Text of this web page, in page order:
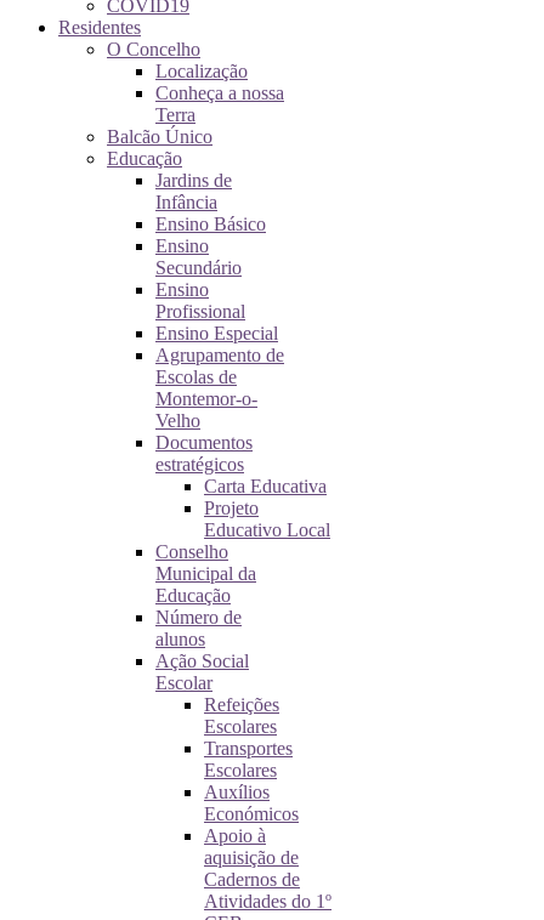
COVID19
Residentes
O Concelho
Localização
Conheça a nossa
Terra
Balcão Único
Educação
Jardins de
Infância
Ensino Básico
Ensino
Secundário
Ensino
Profissional
Ensino Especial
Agrupamento de
Escolas de
Montemor-o-
Velho
Documentos
estratégicos
Carta Educativa
Projeto
Educativo Local
Conselho
Municipal da
Educação
Número de
alunos
Ação Social
Escolar
Refeições
Escolares
Transportes
Escolares
Auxílios
Económicos
Apoio à
aquisição de
Cadernos de
Atividades do 1º